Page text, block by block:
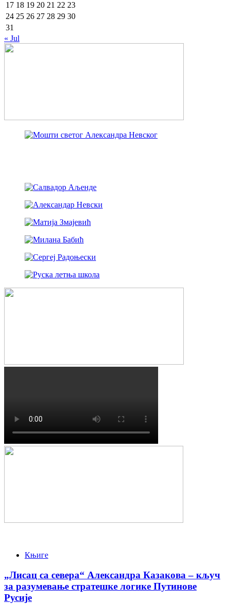
17 18 19 20 21 22 23
24 25 26 27 28 29 30
31
« Jul
Књиге
„Лисац са севера“ Александра Казакова – кључ
за разумевање стратешке логике Путинове
Русије